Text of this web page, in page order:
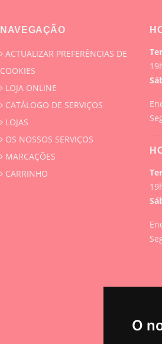
O
NAVEGAÇÃO
ACTUALIZAR PREFERÊNCIAS DE
COOKIES
LOJA ONLINE
CATÁLOGO DE SERVIÇOS
LOJAS
OS NOSSOS SERVIÇOS
MARCAÇÕES
CARRINHO